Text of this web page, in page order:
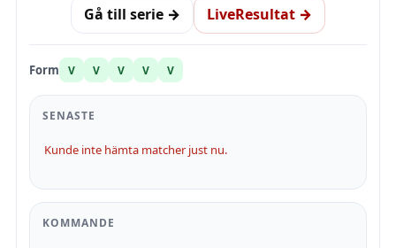
Gå till serie → LiveResultat →
Form V V V V V
SENASTE
Kunde inte hämta matcher just nu.
KOMMANDE